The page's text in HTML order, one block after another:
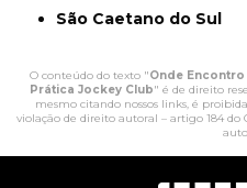
São Caetano do Sul
O conteúdo do texto "Onde
Prática Jockey Club" é de direito
mesmo citando nossos links, é
violação de direito autoral – artigo 184 do